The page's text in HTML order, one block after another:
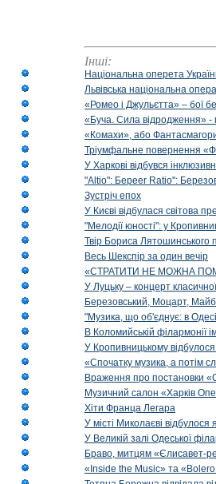
Інші:
Національна оперета
Львівська національна
«Ромео і Джульєтта» – бої
«Буча. Сила відродження» -
«Комахи», або
Тріумфальне повернення
У Харкові відбувся
"Altio": Береer Ratio":
Зустріч епох
У Києві відбулася світова
"Мелодії юності": у
Твір Бориса Лятошинського
Весь Шекспір за один вечір
«СТРАТИТИ НЕ МОЖНА
У Луцьку – концерт
Березовський, Моцарт,
"Музика, що об'єднує: в
В Коломийській філармонії
У Кропивницькому
«Спочатку музика, а потім
Враження про постановки
Музичний салон «Харків
Хіти Франца Легара
У місті Миколаєві
У Великій залі Одеської
Браво, митцям «Єлисавет-
«Inside the Music» та